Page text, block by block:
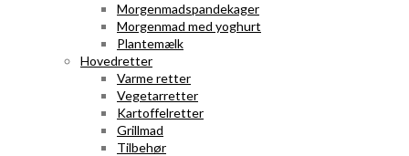
Morgenmadspandekager
Morgenmad med yoghurt
Plantemælk
Hovedretter
Varme retter
Vegetarretter
Kartoffelretter
Grillmad
Tilbehør